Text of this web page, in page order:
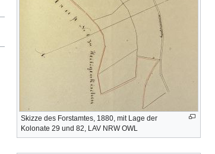
Skizze des Forstamtes, 1880, mit Lage der
Kolonate 29 und 82, LAV NRW OWL